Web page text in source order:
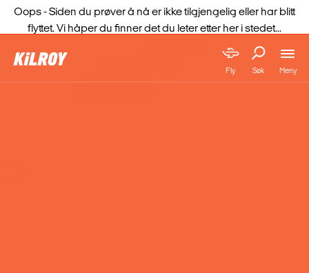
Fly Søk Meny
Oops - Siden du prøver å nå er ikke tilgjengelig eller har blitt
flyttet. Vi håper du finner det du leter etter her i stedet...